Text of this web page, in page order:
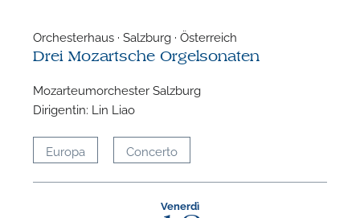
Orchesterhaus · Salzburg · Österreich
Drei Mozartsche Orgelsonaten
Mozarteumorchester Salzburg
Dirigentin: Lin Liao
Europa Concerto
Venerdì